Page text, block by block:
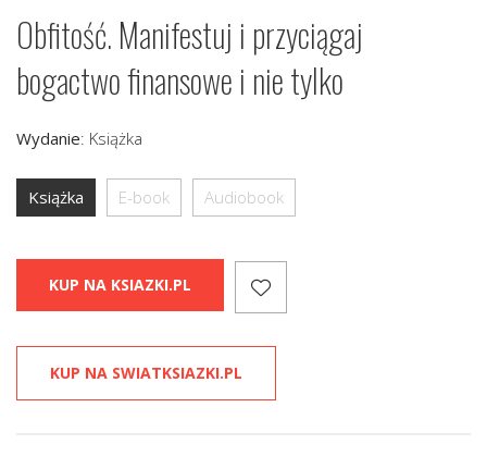
Obfitość. Manifestuj i przyciągaj
bogactwo finansowe i nie tylko
Wydanie: Książka
Książka E-book Audiobook
KUP NA KSIAZKI.PL
KUP NA SWIATKSIAZKI.PL